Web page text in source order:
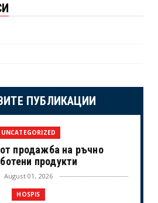
ПУБЛИКАЦИИ
UNCATEGORIZED
продажба на ръчно
продукти
August 01, 2026
HOSPIS